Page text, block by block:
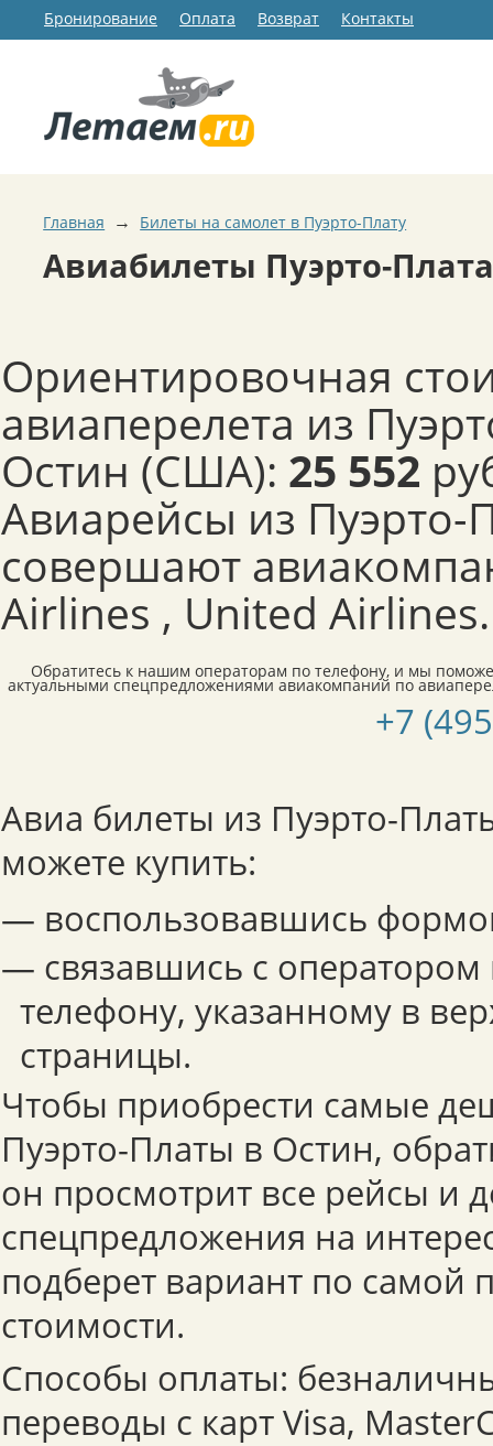
Бронирование Оплата Возврат Контакты
Главная → Билеты на самолет в Пуэрто-Плату
Авиабилеты Пуэрто-
Ориентировочная
авиаперелета из
Остин (США): 25 552
Авиарейсы из Пуэрто-
совершают
Airlines , United Airlines.
Обратитесь к нашим операторам по телефону, и мы
актуальными спецпредложениями авиакомпаний по
+7
Авиа билеты из Пуэрто-
можете купить:
— воспользовавшись
— связавшись с оператором
телефону, указанному в
страницы.
Чтобы приобрести самые
Пуэрто-Платы в Остин,
он просмотрит все рейсы и
спецпредложения на
подберет вариант по самой
стоимости.
Способы оплаты:
переводы с карт Visa,